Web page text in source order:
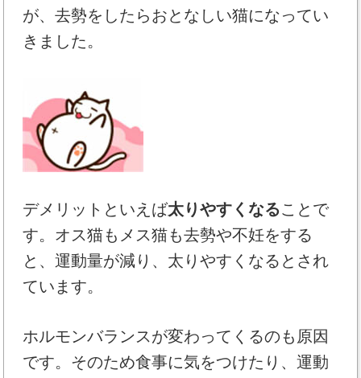
が、去勢をしたらおとなしい猫になってい
きました。
デメリットといえば太りやすくなることで
す。オス猫もメス猫も去勢や不妊をする
と、運動量が減り、太りやすくなるとされ
ています。
ホルモンバランスが変わってくるのも原因
です。そのため食事に気をつけたり、運動